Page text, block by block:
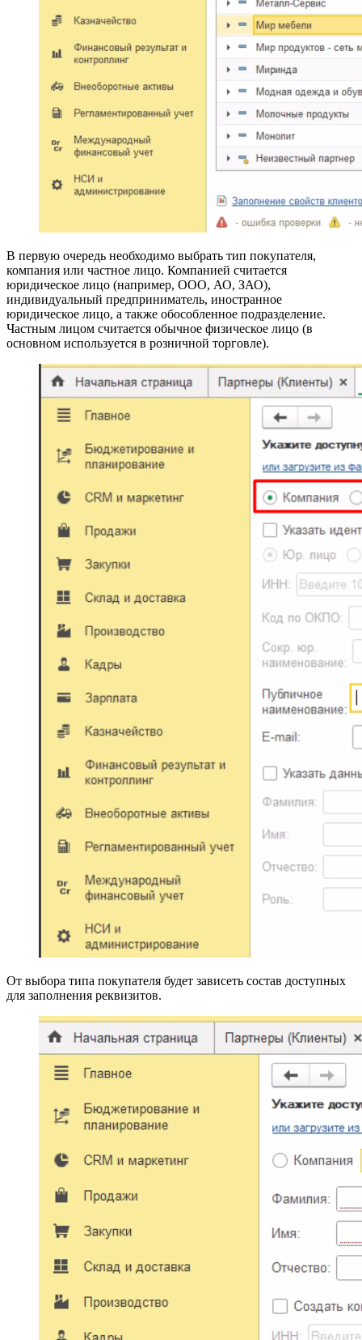
В первую очередь необходимо выбрать тип покупателя,
компания или частное лицо. Компанией считается
юридическое лицо (например, ООО, АО, ЗАО),
индивидуальный предприниматель, иностранное
юридическое лицо, а также обособленное подразделение.
Частным лицом считается обычное физическое лицо (в
основном используется в розничной торговле).
От выбора типа покупателя будет зависеть состав доступных
для заполнения реквизитов.